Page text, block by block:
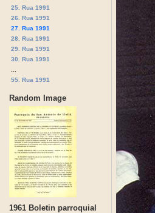
25. Rua 1991
26. Rua 1991
27. Rua 1991
28. Rua 1991
29. Rua 1991
30. Rua 1991
55. Rua 1991
Random Image
1961 Boletin parroquial